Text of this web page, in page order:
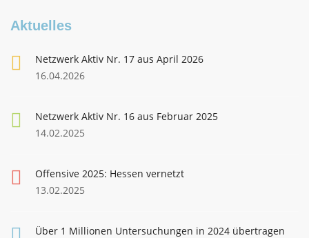
Aktuelles
Netzwerk Aktiv Nr. 17 aus April 2026
16.04.2026
Netzwerk Aktiv Nr. 16 aus Februar 2025
14.02.2025
Offensive 2025: Hessen vernetzt
13.02.2025
Über 1 Millionen Untersuchungen in 2024 übertragen